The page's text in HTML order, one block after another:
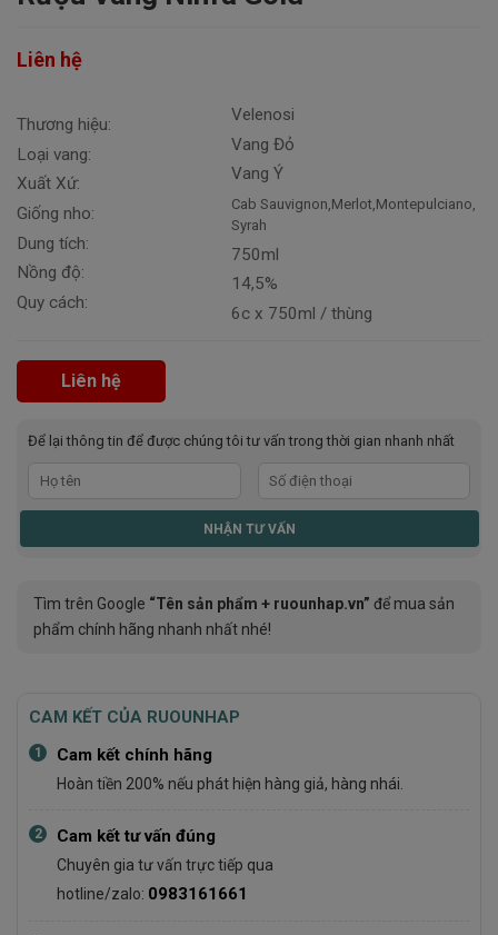
Liên hệ
Thương hiệu:
Loại vang:
Xuất Xứ:
Giống nho:
Dung tích:
Nồng độ:
Quy cách:
Velenosi
Vang Đỏ
Vang Ý
Cab Sauvignon,Merlot,Montepulciano,
Syrah
750ml
14,5%
6c x 750ml / thùng
Liên hệ
Để lại thông tin để được chúng tôi tư vấn trong thời gian nhanh nhất
Tìm trên Google “Tên sản phẩm + ruounhap.vn” để mua sản
phẩm chính hãng nhanh nhất nhé!
CAM KẾT CỦA RUOUNHAP
1 Cam kết chính hãng
Hoàn tiền 200% nếu phát hiện hàng giả, hàng nhái.
2 Cam kết tư vấn đúng
Chuyên gia tư vấn trực tiếp qua
hotline/zalo: 0983161661